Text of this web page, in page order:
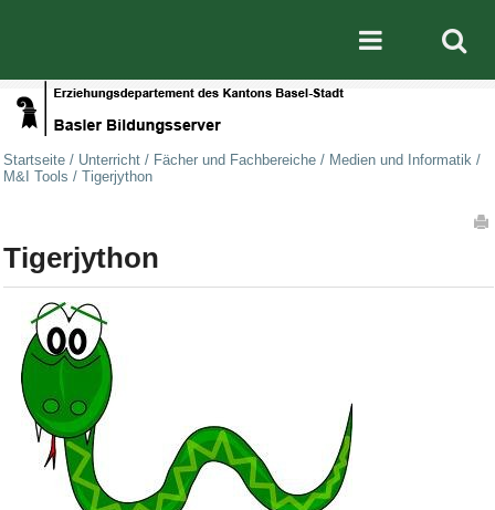
Mobile
Startseite / Unterricht / Fächer und Fachbereiche / Medien und Informatik /
M&I Tools / Tigerjython
Tigerjython